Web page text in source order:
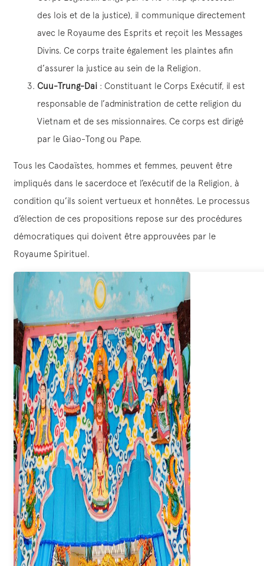
des lois et de la justice), il communique directement
avec le Royaume des Esprits et reçoit les Messages
Divins. Ce corps traite également les plaintes afin
d’assurer la justice au sein de la Religion.
Cuu-Trung-Dai : Constituant le Corps Exécutif, il est
responsable de l’administration de cette religion du
Vietnam et de ses missionnaires. Ce corps est dirigé
par le Giao-Tong ou Pape.
Tous les Caodaïstes, hommes et femmes, peuvent être
impliqués dans le sacerdoce et l’exécutif de la Religion, à
condition qu’ils soient vertueux et honnêtes. Le processus
d’élection de ces propositions repose sur des procédures
démocratiques qui doivent être approuvées par le
Royaume Spirituel.